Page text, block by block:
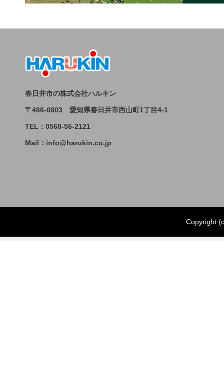
春日井市の株式会社ハルキン
〒486-0803 愛知県春日井市西山町1丁目4-1
TEL：0568-56-2121
Mail：info@harukin.co.jp
Copyright